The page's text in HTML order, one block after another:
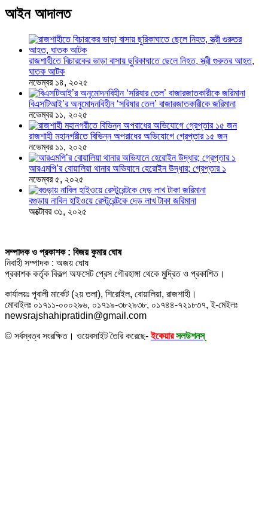
আইন আদালত
রাজশাহীতে বিচারকের ভাড়া বাসায় ছুরিকাঘাতে ছেলে নিহত, স্ত্রী গুরুতর আহত,
ঘাতক আটক
নভেম্বর ১৪, ২০২৫
বিএসটিআই’র অনুমোদনবিহীন ‘সরিষার তেল’ বাজারজাতকারীকে জরিমানা
নভেম্বর ১১, ২০২৫
রাজশাহী মহানগরীতে বিভিন্ন অপরাধের অভিযোগে গ্রেপ্তার ১৫ জন
নভেম্বর ১১, ২০২৫
আরএমপি’র বোয়ালিয়া থানার অভিযানে হেরোইন উদ্ধার; গ্রেপ্তার ১
নভেম্বর ৫, ২০২৫
বগুড়ায় নাবিল হাইওয়ে রেস্টুরেন্টকে দেড় লাখ টাকা জরিমানা
অক্টোবর ৩১, ২০২৫
সম্পাদক ও প্রকাশক : বিজয় কুমার ঘোষ
নিবাহী সম্পাদক : অজয় ঘোষ
প্রকাশক কর্তৃক বিকল্প অফসেট প্রেস গৌরহাঙ্গা থেকে মুদ্রিত ও প্রকাশিত।
কার্যালয়ঃ পূবালী মার্কেট (২য় তলা), শিরোইল, বোয়ালিয়া, রাজশাহী।
মোবাইলঃ ০১৭১১-০০০২৯৬, ০১৭১৯-৩৮২৯৩৮, ০১৭৪৪-৭২১৮৩৭, ই-মেইলঃ
newsrajshahipratidin@gmail.com
© সর্বস্বত্ব সংরক্ষিত। ওয়েবসাইট তৈরি করেছে-ইকেয়ার সলউশনস্